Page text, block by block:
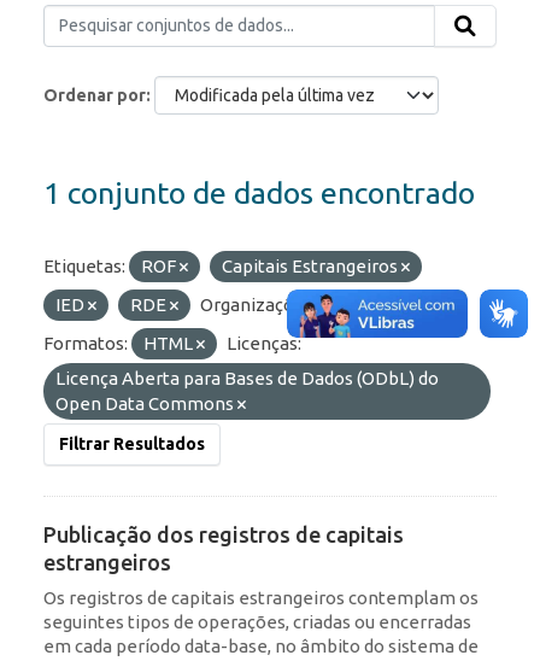
Ordenar por
1 conjunto de dados encontrado
Etiquetas: ROF
Capitais Estrangeiros
IED
RDE Organizações:
BCB/Dstat
Formatos:
HTML
Licenças:
Licença Aberta para Bases de Dados (ODbL) do
Open Data Commons
Filtrar Resultados
Publicação dos registros de capitais
estrangeiros
Os registros de capitais estrangeiros contemplam os
seguintes tipos de operações, criadas ou encerradas
em cada período data-base, no âmbito do sistema de